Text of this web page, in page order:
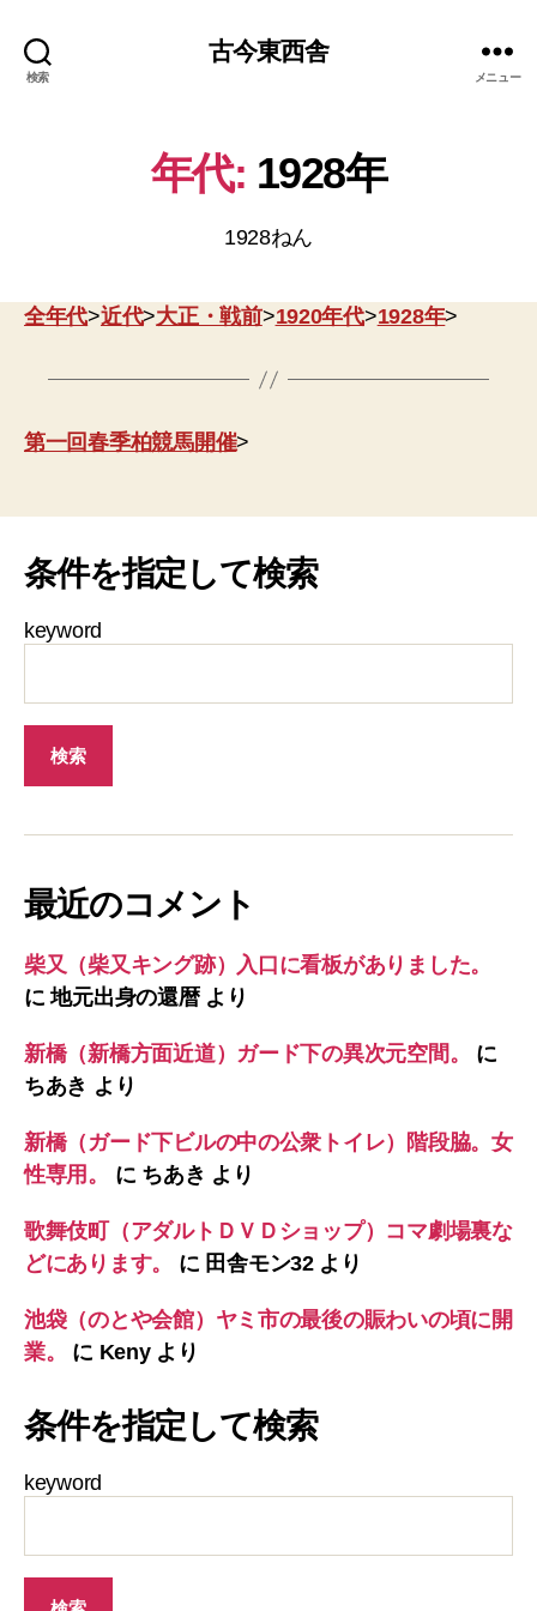
検索
古今東西舎
メニュー
年代: 1928年
1928ねん
全年代>近代>大正・戦前>1920年代>1928年>
第一回春季柏競馬開催>
条件を指定して検索
keyword
最近のコメント
柴又（柴又キング跡）入口に看板がありました。
に地元出身の還暦より
新橋（新橋方面近道）ガード下の異次元空間。
に
ちあき より
新橋（ガード下ビルの中の公衆トイレ）階段脇。女
性専用。
に ちあき より
歌舞伎町（アダルトＤＶＤショップ）コマ劇場裏な
どにあります。
に 田舎モン32より
池袋（のとや会館）ヤミ市の最後の賑わいの頃に開
業。
に Kenyより
条件を指定して検索
keyword